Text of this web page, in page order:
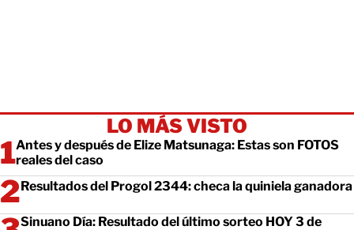
LO MÁS VISTO
Antes y después de Elize Matsunaga: Estas son FOTOS
reales del caso
Resultados del Progol 2344: checa la quiniela ganadora
Sinuano Día: Resultado del último sorteo HOY 3 de